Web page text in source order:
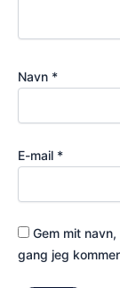
Navn *
E-mail *
Gem mit
gang jeg